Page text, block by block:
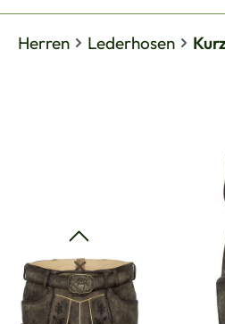
Herren Lederhosen